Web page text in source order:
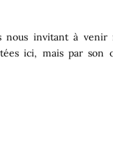
invitant à venir
ici, mais par